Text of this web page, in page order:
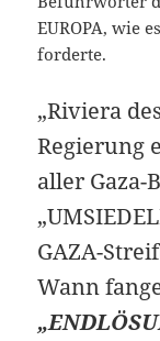
EUROPA, wie
forderte.
„Riviera
Regierung
aller Gaza-
GAZA-
Wann